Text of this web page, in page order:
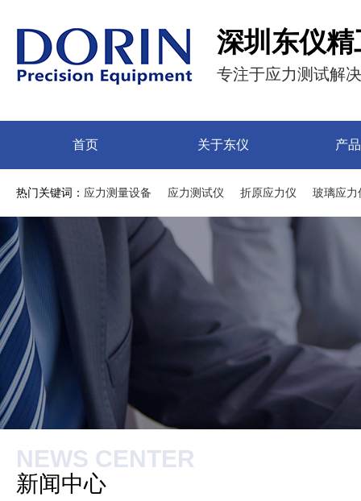
深圳东仪
专注于应力测试解
首页 关于东仪 产
热门关键词： 应力测量设备 应力测试仪 折原应力仪 玻璃应力
NEWS CENTER
新闻中心